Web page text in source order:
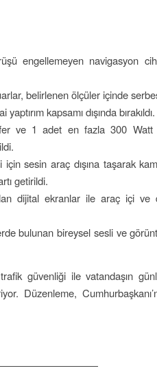
engellemeyen navigasyon
belirlenen ölçüler içinde
kapsamı dışında bırakıldı.
ve 1 adet en fazla 300 Watt
sesin araç dışına taşarak
getirildi.
dijital ekranlar ile araç içi ve
bulunan bireysel sesli ve
güvenliği ile vatandaşın
Düzenleme,